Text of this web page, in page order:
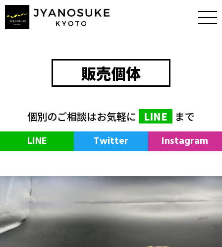
販売個体
個別のご相談はお気軽に LINE まで
LINE Twitter Instagram